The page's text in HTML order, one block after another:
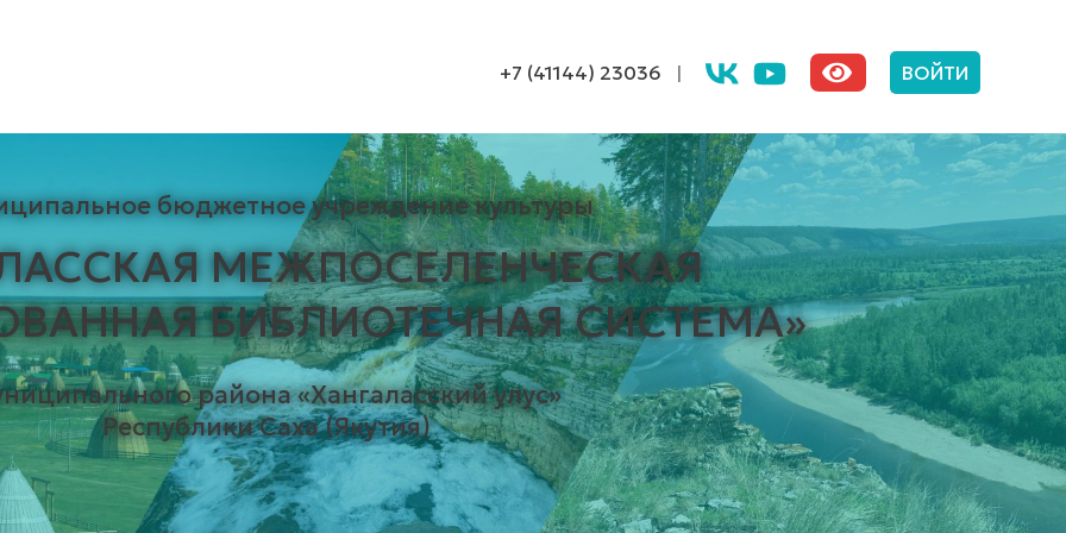
+7 (41144) 23036 | ВОЙТИ
бюджетное учреждение культуры
МЕЖПОСЕЛЕНЧЕСКАЯ
БИБЛИОТЕЧНАЯ СИСТЕМА»
района «Хангаласский улус»
Республики Саха (Якутия)